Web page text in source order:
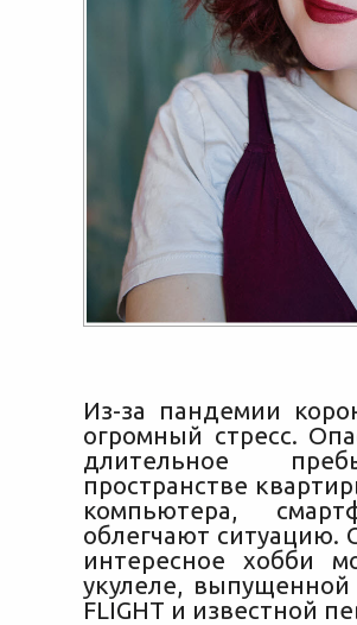
Из-за пандемии
огромный стресс.
длительное
пространстве
компьютера,
облегчают ситуацию.
интересное хобби
укулеле,
FLIGHT и известной